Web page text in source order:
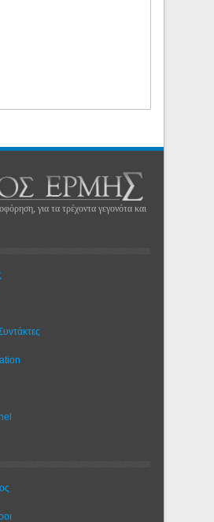
για τα τρέχοντα γεγονότα και